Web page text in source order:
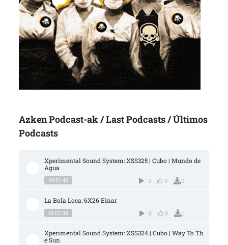
Azken Podcast-ak / Last Podcasts / Últimos
Podcasts
Xperimental Sound System: XSS325 | Cubo | Mundo de
Agua
00:51:45 3 0 0
La Bola Loca: 6X26 Einar
01:07:39 8 0 1
Xperimental Sound System: XSS324 | Cubo | Way To Th
e Sun